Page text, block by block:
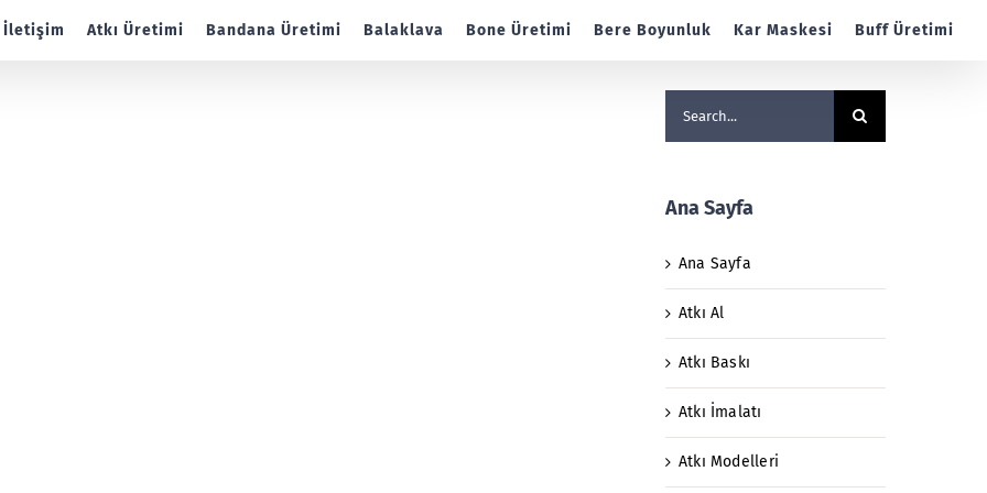
İletişim Atkı Üretimi Bandana Üretimi Balaklava Bone Üretimi Bere Boyunluk Kar Maskesi Buff Üretimi
Ana Sayfa
Ana Sayfa
Atkı Al
Atkı Baskı
Atkı İmalatı
Atkı Modelleri